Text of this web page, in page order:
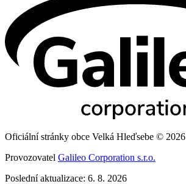
Oficiální stránky obce Velká Hleďsebe © 2026
Provozovatel Galileo Corporation s.r.o.
Poslední aktualizace: 6. 8. 2026